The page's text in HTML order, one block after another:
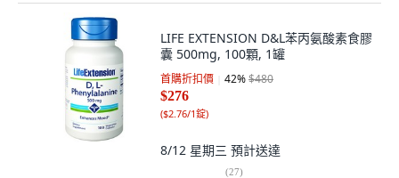
LIFE EXTENSION D&L苯丙氨酸素食膠
囊 500mg, 100顆, 1罐
首購折扣價 42%$480
$276
($2.76/1錠)
8/12 星期三 預計送達
(27)